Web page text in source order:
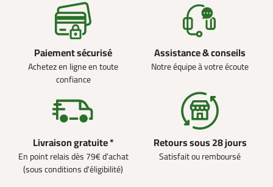
Paiement sécurisé
Achetez en ligne en toute
confiance
Assistance & conseils
Notre équipe à votre écoute
Livraison gratuite *
En point relais dès 79€ d’achat
(sous conditions d'éligibilité)
Retours sous 28 jours
Satisfait ou remboursé